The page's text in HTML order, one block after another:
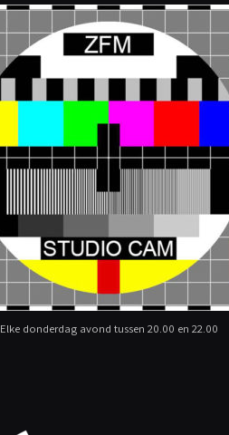
Elke donderdag avond tussen 20.00 en 22.00